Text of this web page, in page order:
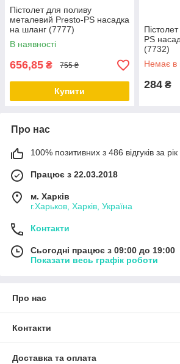
Пістолет для поливу
металевий Presto-PS насадка
на шланг (7777)
В наявності
656,85 ₴ 755 ₴
Купити
PS
(7732)
Немає в
284 ₴
Про нас
100% позитивних з 486 відгуків за рік
Працює з 22.03.2018
м. Харків
г.Харьков, Харків, Україна
Контакти
Сьогодні працює з 09:00 до 19:00
Показати весь графік роботи
Про нас
Контакти
Доставка та оплата